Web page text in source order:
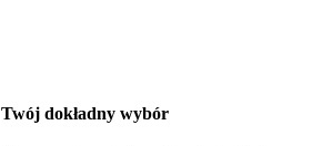
Twój dokładny wybór